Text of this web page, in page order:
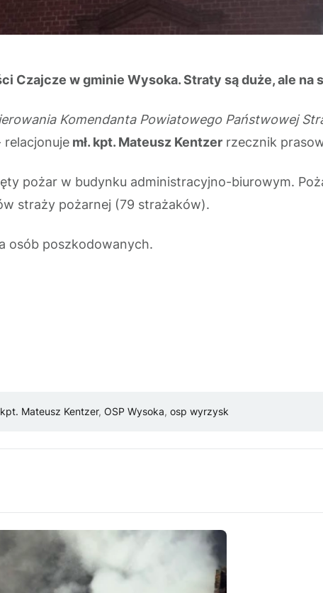
w gminie Wysoka. Straty są duże, ale na
Komendanta Powiatowego Państwowej
mł. kpt. Mateusz Kentzer rzecznik
pożar w budynku administracyjno-biurowym.
straży pożarnej (79 strażaków).
osób poszkodowanych.
kpt. Mateusz Kentzer, OSP Wysoka, osp wyrzysk